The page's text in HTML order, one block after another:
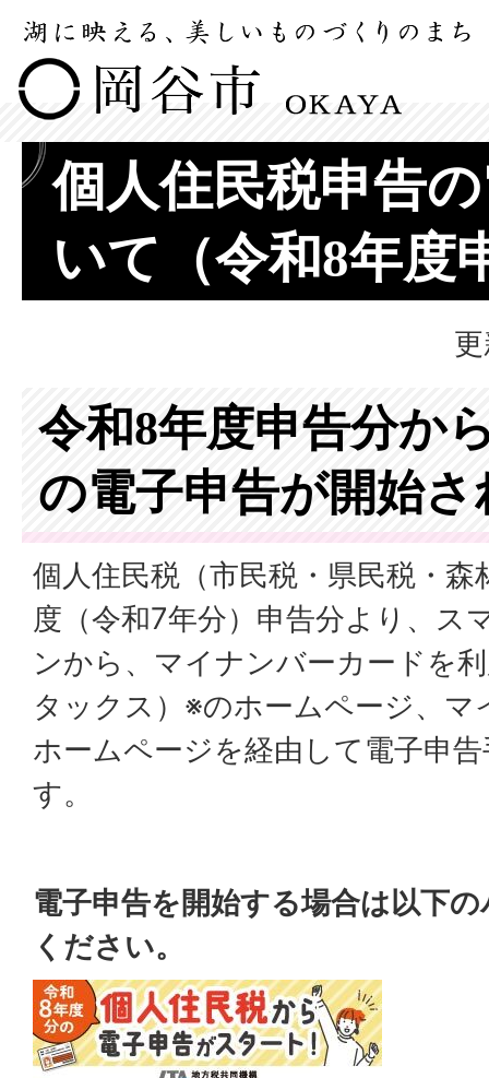
個人住民税申告
いて（令和8年度
令和8年度申告分か
の電子申告が開始さ
個人住民税（市民税・県民税・
度（令和7年分）申告分より、ス
ンから、マイナンバーカードを
タックス）※のホームページ、マ
ホームページを経由して電子申
す。
電子申告を開始する場合は以下
ください。